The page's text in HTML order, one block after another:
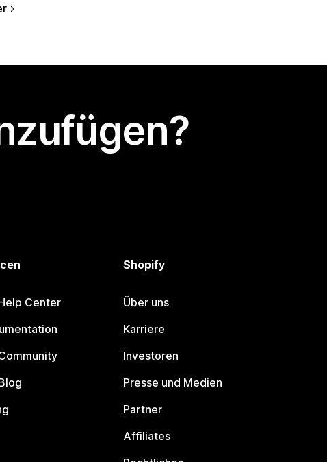
Center
Shopify
Über uns
Karriere
Investoren
Presse und Medien
Partner
Affiliates